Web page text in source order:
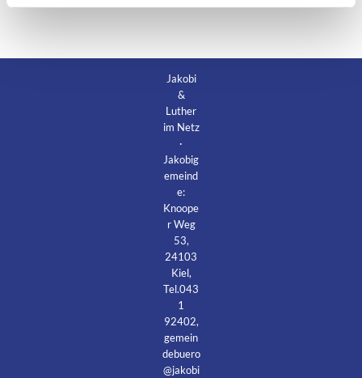
Jakobi
&
Luther
im Netz
·
Jakobig
emeind
e:
Knoope
r Weg
53,
24103
Kiel,
Tel.043
1
92402,
gemein
debuero
@jakobi